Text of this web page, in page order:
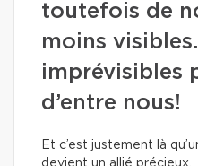
toutefois de
moins
imprévisibles
d’entre nous!
Et c’est justement là
devient un allié précieux.